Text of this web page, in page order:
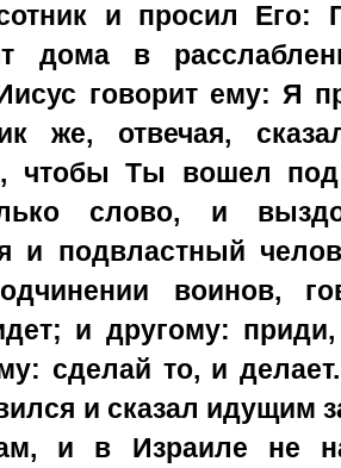
и просил Его:
дома в
Иисус говорит ему: Я
же, отвечая,
чтобы Ты вошел
слово, и
и подвластный
воинов,
и другому:
сделай то, и
и сказал идущим
и в Израиле не